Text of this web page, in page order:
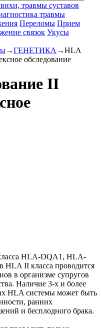
травмы суставов
травмы
Переломы Прием
связок Укусы
→ГЕНЕТИКА →HLA
обследование
II
HLA-DQA1, HLA-
II класса проводится
в организме супругов
Наличие 3-х и более
HLA системы может быть
ранних
и бесплодного брака.